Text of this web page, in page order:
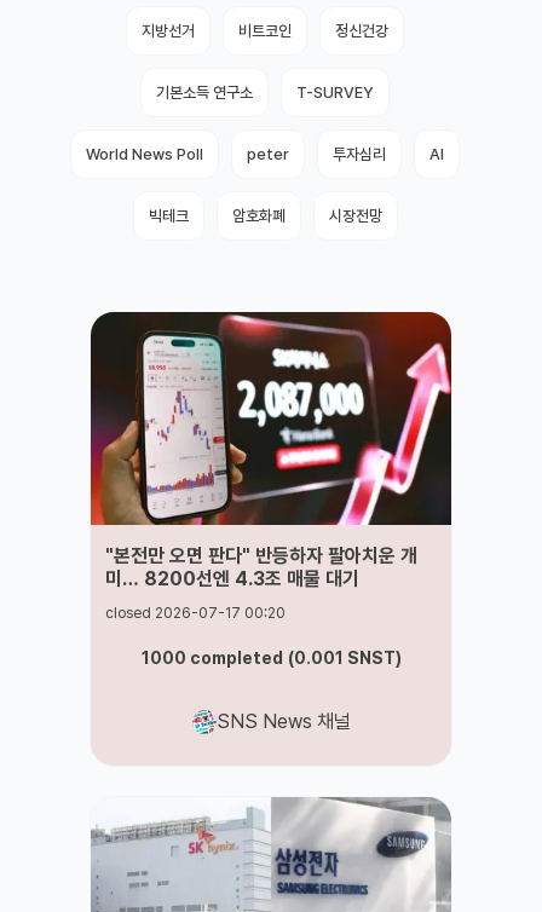
지방선거 비트코인 정신건강
기본소득 연구소 T-SURVEY
World News Poll peter 투자심리 AI
빅테크 암호화폐 시장전망
"본전만 오면 판다" 반등하자 팔아치운 개
미… 8200선엔 4.3조 매물 대기
closed 2026-07-17 00:20
1000 completed (0.001 SNST)
SNS News 채널